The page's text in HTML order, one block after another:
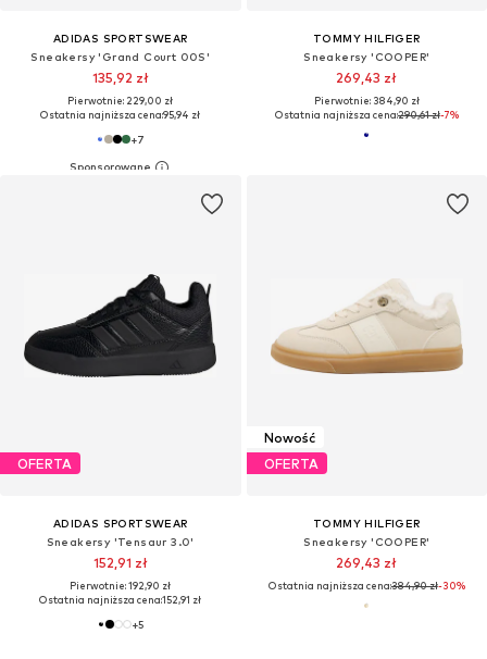
ADIDAS SPORTSWEAR
Sneakersy 'Grand Court 00S'
135,92 zł
Pierwotnie: 229,00 zł
Ostatnia najniższa cena:95,94 zł
+7
TOMMY HILFIGER
Sneakersy 'COOPER'
269,43 zł
Pierwotnie: 384,90 zł
Ostatnia najniższa cena:290,61 zł-7%
OFERTA
ADIDAS SPORTSWEAR
Sneakersy 'Tensaur 3.0'
152,91 zł
Pierwotnie: 192,90 zł
Ostatnia najniższa cena:152,91 zł
+5
Nowość
OFERTA
TOMMY HILFIGER
Sneakersy 'COOPER'
269,43 zł
Ostatnia najniższa cena:384,90 zł-30%